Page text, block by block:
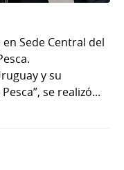
Sede Central del
y su
se realizó...